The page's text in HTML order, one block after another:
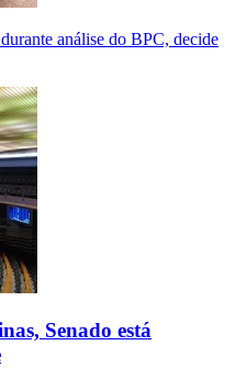
análise do BPC, decide
Senado está